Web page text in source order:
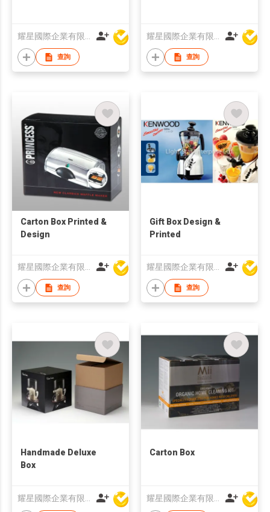
查詢 查詢
Carton Box Printed &
Design
耀星國際企業有限公司
查詢
Gift Box Design &
Printed
耀星國際企業有限公司
查詢
Handmade Deluxe
Box
Carton Box